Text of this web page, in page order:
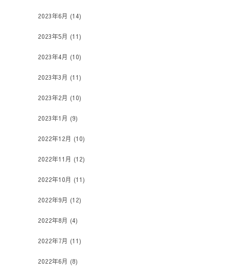
2023年6月 (14)
2023年5月 (11)
2023年4月 (10)
2023年3月 (11)
2023年2月 (10)
2023年1月 (9)
2022年12月 (10)
2022年11月 (12)
2022年10月 (11)
2022年9月 (12)
2022年8月 (4)
2022年7月 (11)
2022年6月 (8)